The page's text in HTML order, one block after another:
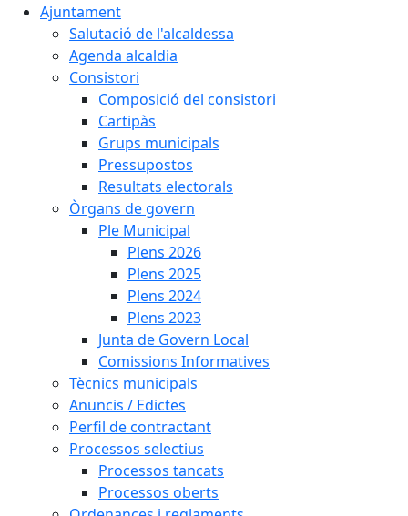
Ajuntament
Salutació de l'alcaldessa
Agenda alcaldia
Consistori
Composició del consistori
Cartipàs
Grups municipals
Pressupostos
Resultats electorals
Òrgans de govern
Ple Municipal
Plens 2026
Plens 2025
Plens 2024
Plens 2023
Junta de Govern Local
Comissions Informatives
Tècnics municipals
Anuncis / Edictes
Perfil de contractant
Processos selectius
Processos tancats
Processos oberts